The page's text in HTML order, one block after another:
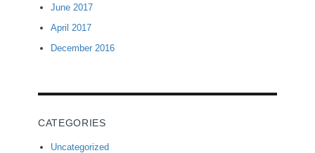
June 2017
April 2017
December 2016
CATEGORIES
Uncategorized